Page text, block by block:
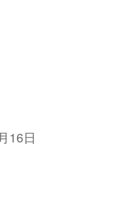
16日